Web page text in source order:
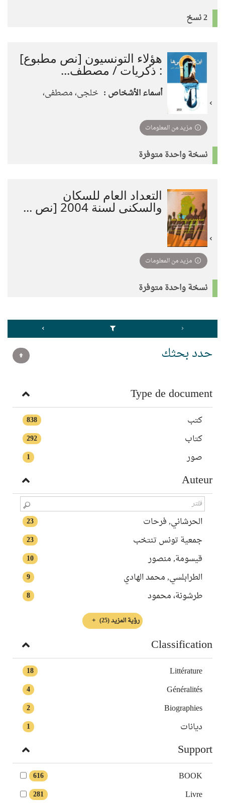
2 نسخ
هؤلاء التونسيون [نص مطبوع]
: ذكريات / مصطف...
أسماء الأشخاص : خلجى، مصطفى،
مزيد من المعلومات
نسخة واحدة متوفرة
التعداد العام للسكان
والسكنى لسنة 2004 [نص ...
مزيد من المعلومات
نسخة واحدة متوفرة
حدد بحثك
Type de document
838 كتب
292 كتاب
1 صور
Auteur
23 الحرشاني, ‏فرحات
23 جمعية تونس تنتخب‏‏
10 قيسومة, منصور
9 الطرابلسي, محمد الهادي
8 طرشونة، محمود
رؤية المزيد(25)
Classification
18 Littérature
4 Généralités
2 Biographies
1 ديانات
Support
616 BOOK
281 Livre